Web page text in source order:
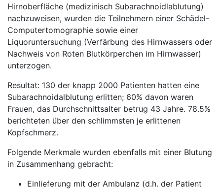
Hirnoberfläche (medizinisch Subarachnoidlablutung)
nachzuweisen, wurden die Teilnehmern einer Schädel-
Computertomographie sowie einer
Liquoruntersuchung (Verfärbung des Hirnwassers oder
Nachweis von Roten Blutkörperchen im Hirnwasser)
unterzogen.
Resultat: 130 der knapp 2000 Patienten hatten eine
Subarachnoidalblutung erlitten; 60% davon waren
Frauen, das Durchschnittsalter betrug 43 Jahre. 78.5%
berichteten über den schlimmsten je erlittenen
Kopfschmerz.
Folgende Merkmale wurden ebenfalls mit einer Blutung
in Zusammenhang gebracht:
Einlieferung mit der Ambulanz (d.h. der Patient